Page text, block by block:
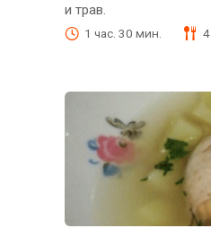
и трав.
1 час. 30 мин. 4